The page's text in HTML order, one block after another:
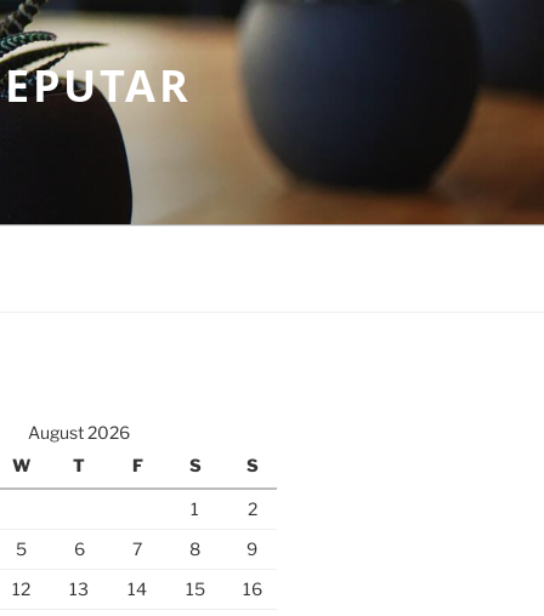
August 2026
W T F S S
1
2
5 6 7 8
9
12 13 14 15
16